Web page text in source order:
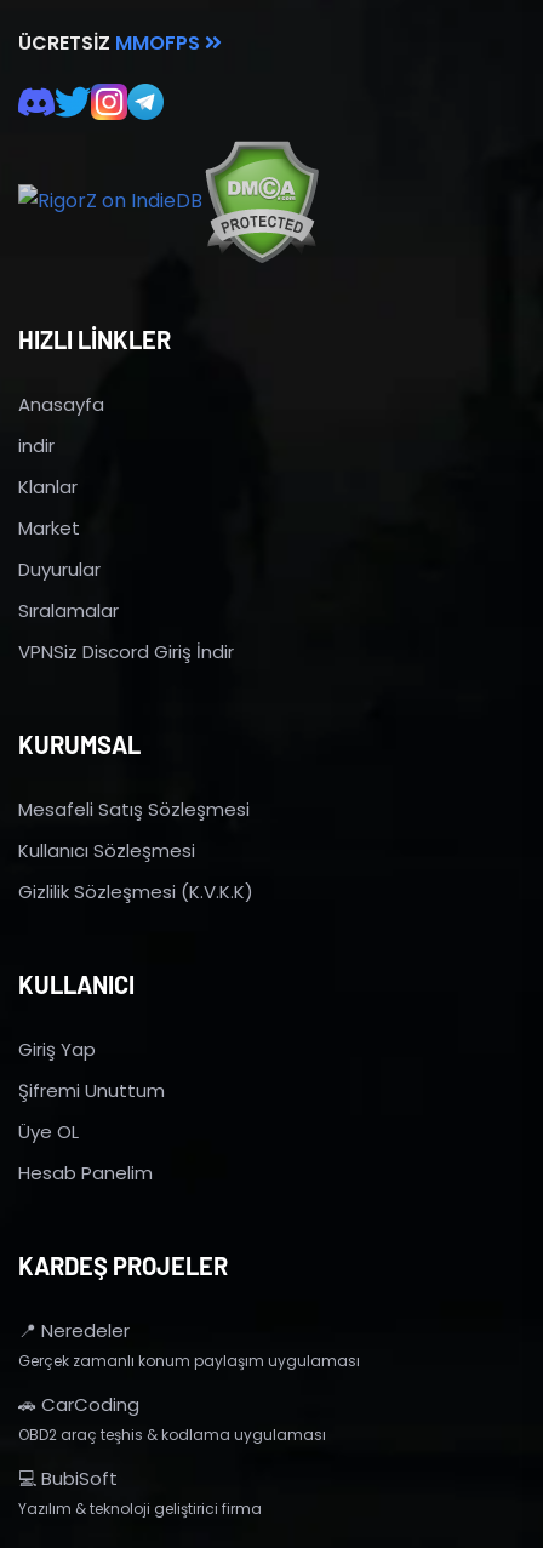
ÜCRETSIZ MMOFPS
HIZLI LİNKLER
Anasayfa
indir
Klanlar
Market
Duyurular
Sıralamalar
VPNSiz Discord Giriş İndir
KURUMSAL
Mesafeli Satış Sözleşmesi
Kullanıcı Sözleşmesi
Gizlilik Sözleşmesi (K.V.K.K)
KULLANICI
Giriş Yap
Şifremi Unuttum
Üye OL
Hesab Panelim
KARDEŞ PROJELER
📍 Neredeler
Gerçek zamanlı konum paylaşım uygulaması
🚗 CarCoding
OBD2 araç teşhis & kodlama uygulaması
💻 BubiSoft
Yazılım & teknoloji geliştirici firma